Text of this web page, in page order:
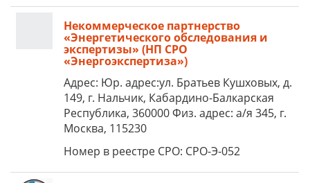
Некоммерческое партнерство
«Энергетического обследования и
экспертизы» (НП СРО
«Энергоэкспертиза»)
Адрес: Юр. адрес:ул. Братьев Кушховых, д.
149, г. Нальчик, Кабардино-Балкарская
Республика, 360000 Физ. адрес: а/я 345, г.
Москва, 115230
Номер в реестре СРО: СРО-Э-052